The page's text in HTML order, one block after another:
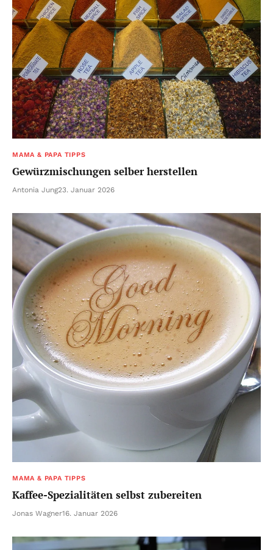
MAMA & PAPA TIPPS
Gewürzmischungen selber herstellen
Antonia Jung23. Januar 2026
MAMA & PAPA TIPPS
Kaffee-Spezialitäten selbst zubereiten
Jonas Wagner16. Januar 2026